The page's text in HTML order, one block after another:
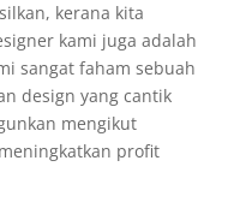
kerana kita
kami juga adalah
sangat faham sebuah
design yang cantik
mengikut
profit